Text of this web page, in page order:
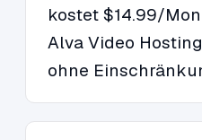
kostet $14.99/
Alva Video
ohne